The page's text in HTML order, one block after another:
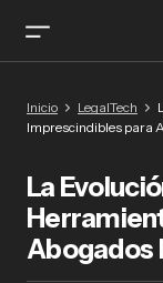
Modernos
Inicio LegalTech
Imprescindibles para
La
Abogados